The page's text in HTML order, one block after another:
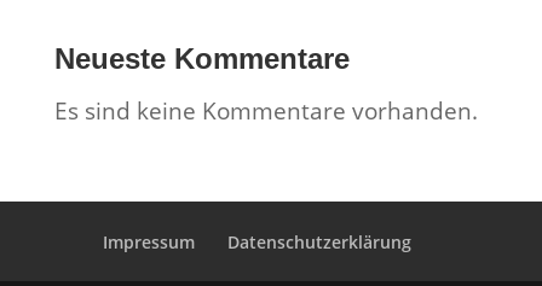
Neueste Kommentare
Es sind keine Kommentare vorhanden.
Impressum Datenschutzerklärung